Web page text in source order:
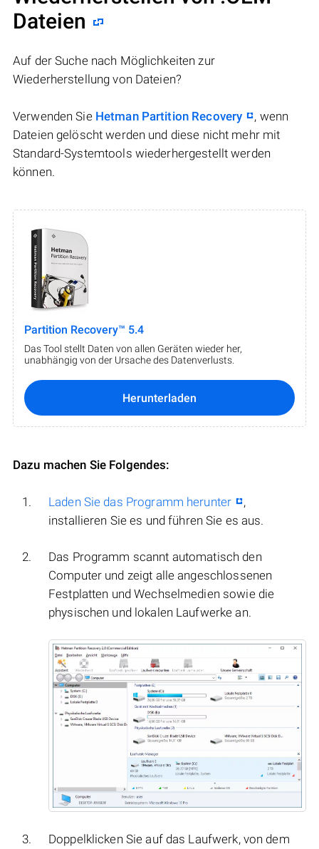
Dateien
Auf der Suche nach Möglichkeiten zur
Wiederherstellung von Dateien?
Verwenden Sie Hetman Partition Recovery
, wenn
Dateien gelöscht werden und diese nicht mehr mit
Standard-Systemtools wiederhergestellt werden
können.
Partition Recovery™ 5.4
Das Tool stellt Daten von allen Geräten wieder her,
unabhängig von der Ursache des Datenverlusts.
Herunterladen
Dazu machen Sie Folgendes:
Laden Sie das Programm herunter
,
installieren Sie es und führen Sie es aus.
Das Programm scannt automatisch den
Computer und zeigt alle angeschlossenen
Festplatten und Wechselmedien sowie die
physischen und lokalen Laufwerke an.
Doppelklicken Sie auf das Laufwerk, von dem